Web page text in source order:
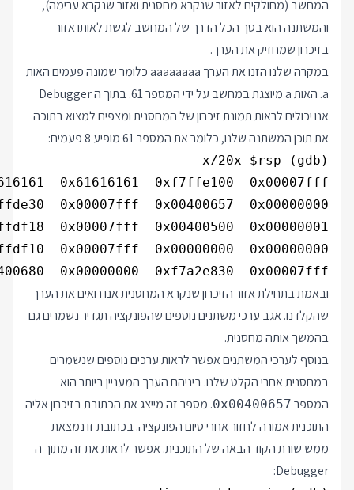
המחשב (מחולקים לאזור שנקרא מחסנית ואזור שנקרא ערימה),
והמשתנה הוא בסך הכל הדרך של המחשב לגשת לאותו אזור
בזיכרון שמחזיק את הערך.
במקרה שלנו הזנו את הערך aaaaaaaa כלומר שמונה פעמים האות
a. האות a מיוצגת במחשב על ידי המספר 61. בתוך ה Debugger
אנו יכולים לראות תמונת זיכרון של המחסנית ומצפים למצוא בתוכה
את תוכן המשתנה שלנו, כלומר את המספר 61 מופיע 8 פעמים:
0x00000000  0xf7a2e830  0x00007fff
ובאמת בתחילת אזור הזיכרון שנקרא המחסנית אנו רואים את הערך
שהקלדנו. אגב ערכי משתנים נוספים שהפונקציה תגדיר נשמרים גם
בהמשך אותה מחסנית.
בנוסף לערכי המשתנים אפשר לראות ערכים נוספים שנשמרים
במחסנית אחרי הקלט שלנו. ביניהם הערך המעניין ביותר הוא
המספר 0x00400657. מספר זה מייצג את הכתובת בזיכרון אליה
התוכנית אמורה לחזור אחרי סיום הפונקציה. בכתובת זו נמצאת
ממש שורת הקוד הבאה של התוכנית. אפשר לראות את זה מתוך ה
Debugger: